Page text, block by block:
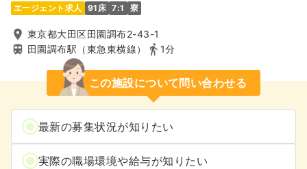
エージェント求人 91床 7:1 寮
東京都大田区田園調布2-43-1
田園調布駅（東急東横線）
1分
この施設について問い合わせる
最新の募集状況が知りたい
実際の職場環境や給与が知りたい